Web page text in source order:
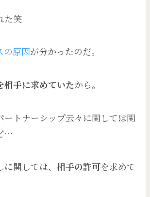
た笑
の原因が分かったのだ。
相手に求めていたから。
ートナーシップ云々に関しては関
…
に関しては、相手の許可を求めて